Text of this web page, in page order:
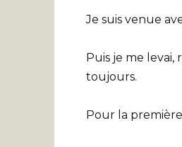
Je suis venue
Puis je me
toujours.
Pour la